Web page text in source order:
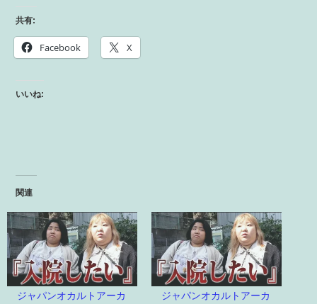
共有:
Facebook X
いいね:
関連
ジャパンオカルトアーカ
ジャパンオカルトアーカ